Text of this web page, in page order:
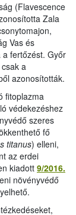
(Flavescence
Zala
Vas és
fertőzést. Győr
a
azonosították.
fitoplazma
védekezéshez
szeres
fő
titanus) elleni,
az erdei
kiadott 9/2016.
növényvédő